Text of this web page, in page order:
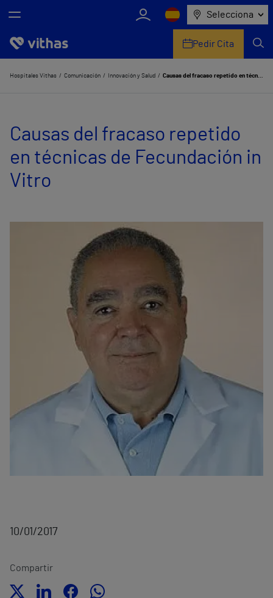
Selecciona
Nosotros
Servicios de salud
Equipo médico y asistencial
Comunicación
Pedir Cita
Hospitales Vithas Comunicación Innovación y Salud Causas del fracaso repetido en técnicas de Fecundación in Vitro
Causas del fracaso repetido
en técnicas de Fecundación in
Vitro
10/01/2017
Compartir